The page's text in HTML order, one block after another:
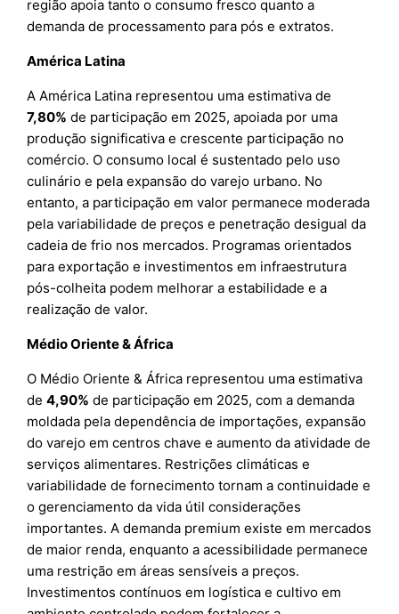
região apoia tanto o consumo fresco quanto a
demanda de processamento para pós e extratos.
América Latina
A América Latina representou uma estimativa de
7,80% de participação em 2025, apoiada por uma
produção significativa e crescente participação no
comércio. O consumo local é sustentado pelo uso
culinário e pela expansão do varejo urbano. No
entanto, a participação em valor permanece moderada
pela variabilidade de preços e penetração desigual da
cadeia de frio nos mercados. Programas orientados
para exportação e investimentos em infraestrutura
pós-colheita podem melhorar a estabilidade e a
realização de valor.
Médio Oriente & África
O Médio Oriente & África representou uma estimativa
de4,90% de participação em 2025, com a demanda
moldada pela dependência de importações, expansão
do varejo em centros chave e aumento da atividade de
serviços alimentares. Restrições climáticas e
variabilidade de fornecimento tornam a continuidade e
o gerenciamento da vida útil considerações
importantes. A demanda premium existe em mercados
de maior renda, enquanto a acessibilidade permanece
uma restrição em áreas sensíveis a preços.
Investimentos contínuos em logística e cultivo em